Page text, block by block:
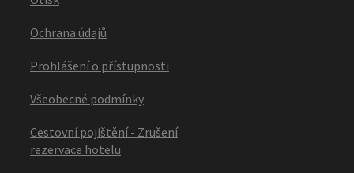
Ochrana údajů
Prohlášení o přístupnosti
Všeobecné podmínky
Cestovní pojištění - Zrušení
rezervace hotelu